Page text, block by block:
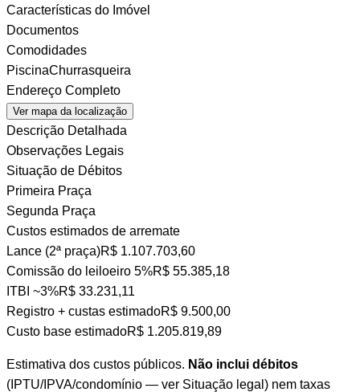
Características do Imóvel
Documentos
Comodidades
PiscinaChurrasqueira
Endereço Completo
Ver mapa da localização
Descrição Detalhada
Observações Legais
Situação de Débitos
Primeira Praça
Segunda Praça
Custos estimados de arremate
Lance (2ª praça)R$ 1.107.703,60
Comissão do leiloeiro 5%R$ 55.385,18
ITBI ~3%R$ 33.231,11
Registro + custas estimadoR$ 9.500,00
Custo base estimadoR$ 1.205.819,89
Estimativa dos custos públicos. Não inclui débitos
(IPTU/IPVA/condomínio — ver Situação legal) nem taxas